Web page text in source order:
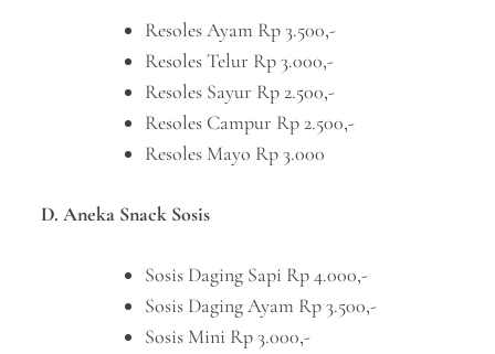
Resoles Ayam Rp 3.500,-
Resoles Telur Rp 3.000,-
Resoles Sayur Rp 2.500,-
Resoles Campur Rp 2.500,-
Resoles Mayo Rp 3.000
D. Aneka Snack Sosis
Sosis Daging Sapi Rp 4.000,-
Sosis Daging Ayam Rp 3.500,-
Sosis Mini Rp 3.000,-